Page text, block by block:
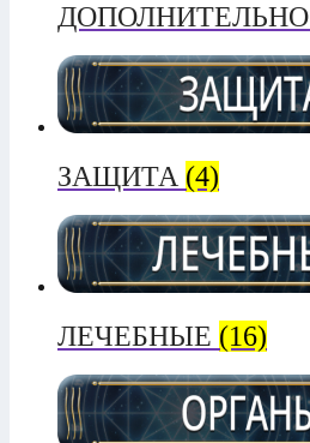
ДОПОЛНИТЕЛЬНО
ЗАЩИТА (4)
ЛЕЧЕБНЫЕ (16)